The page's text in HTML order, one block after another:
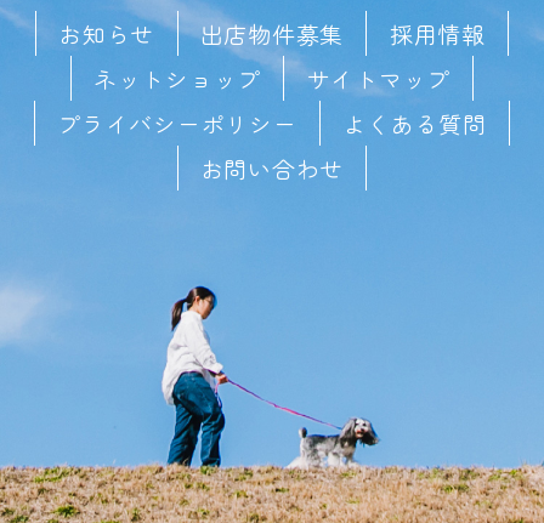
お知らせ 出店物件募集
採用情報
ネットショップ
サイトマップ
プライバシーポリシー
よくある質問
お問い合わせ